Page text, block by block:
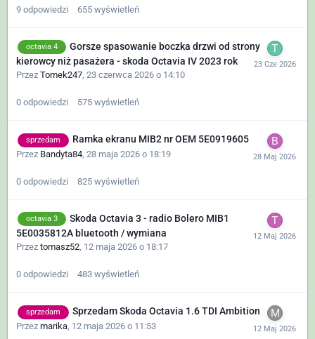
9 odpowiedzi 655 wyświetleń
octavia 4
Gorsze spasowanie boczka drzwi od strony
kierowcy niż pasażera - skoda Octavia IV 2023 rok
Przez Tomek247, 23 czerwca 2026 o 14:10
0 odpowiedzi 575 wyświetleń
sprzedam Ramka ekranu MIB2 nr OEM 5E0919605
Przez Bandyta84 28 maja 2026 o 18:19
0 odpowiedzi 825 wyświetleń
octavia 3
Skoda Octavia 3 - radio Bolero MIB1
5E0035812A bluetooth / wymiana
Przez tomasz52, 12 maja 2026 o 18:17
0 odpowiedzi 483 wyświetleń
sprzedam Sprzedam Skoda Octavia 1.6 TDI Ambition
Przez marika 12 maja 2026 o 11:53